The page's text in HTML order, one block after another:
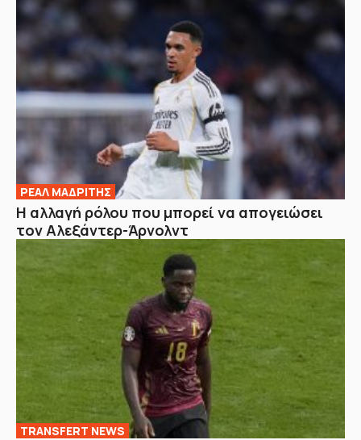
ΡΕΑΛ ΜΑΔΡΙΤΗΣ
Η αλλαγή ρόλου που μπορεί να απογειώσει
τον Αλεξάντερ-Άρνολντ
TRANSFERT NEWS